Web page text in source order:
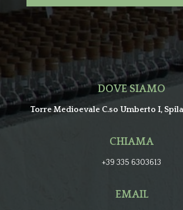
DOVE SIAMO
Torre Medioevale C.so Umberto I,
CHIAMA
+39 335 6303613
EMAIL